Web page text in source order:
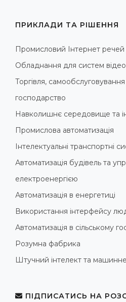
ПРИКЛАДИ ТА РІШЕННЯ
Промисловий Інтернет речей
Обладнання для систем
Торгівля, самообслуговування
господарство
Навколишнє середовище та
Промислова автоматизація
Інтелектуальні транспортні
Автоматизація будівель та
електроенергією
Автоматизація в енергетиці
Використання інтерфейсу
Автоматизація в сільському
Розумна фабрика
Штучний інтелект та
ПІДПИСАТИСЬ НА